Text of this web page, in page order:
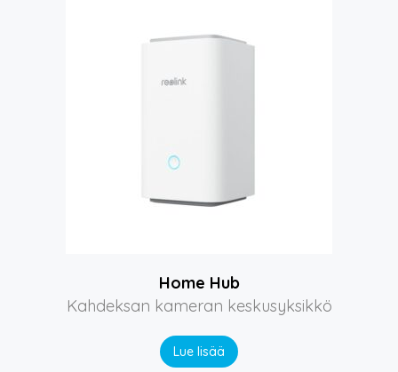
Home Hub
Kahdeksan kameran keskusyksikkö
Lue lisää